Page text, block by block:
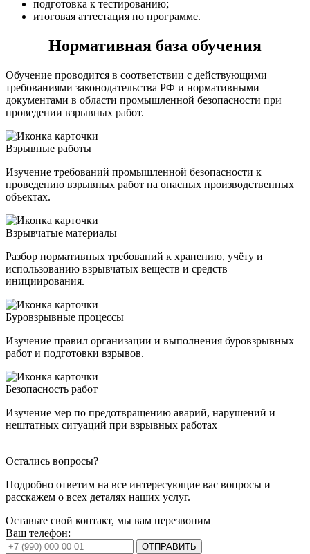
подготовка к тестированию;
итоговая аттестация по программе.
Нормативная база обучения
Обучение проводится в соответствии с действующими
требованиями законодательства РФ и нормативными
документами в области промышленной безопасности при
проведении взрывных работ.
Взрывные работы
Изучение требований промышленной безопасности к
проведению взрывных работ на опасных производственных
объектах.
Взрывчатые материалы
Разбор нормативных требований к хранению, учёту и
использованию взрывчатых веществ и средств
инициирования.
Буровзрывные процессы
Изучение правил организации и выполнения буровзрывных
работ и подготовки взрывов.
Безопасность работ
Изучение мер по предотвращению аварий, нарушений и
нештатных ситуаций при взрывных работах
Остались вопросы?
Подробно ответим на все интересующие вас вопросы и
расскажем о всех деталях наших услуг.
Оставьте свой контакт, мы вам перезвоним
Ваш телефон:
ОТПРАВИТЬ